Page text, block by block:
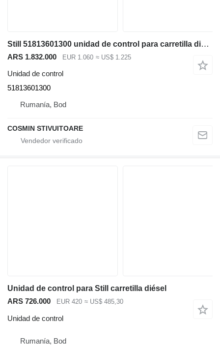
Still 51813601300 unidad de control para carretilla diésel
ARS 1.832.000 EUR 1.060 ≈ US$ 1.225
Unidad de control
51813601300
Rumanía, Bod
COSMIN STIVUITOARE
Unidad de control para Still carretilla diésel
ARS 726.000
EUR 420 ≈ US$ 485,30
Unidad de control
Rumanía, Bod